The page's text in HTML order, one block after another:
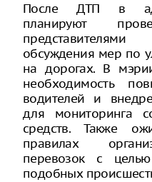
После ДТП в
планируют
обсуждения мер по
на дорогах. В
необходимость
водителей и
для мониторинга
средств. Также
правилах
перевозок с
подобных